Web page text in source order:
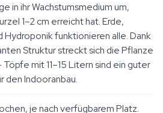
in ihr Wachstumsmedium um,
1–2 cm erreicht hat. Erde,
Hydroponik funktionieren alle. Dank
Struktur streckt sich die Pflanze
mit 11–15 Litern sind ein guter
den Indooranbau.
je nach verfügbarem Platz.